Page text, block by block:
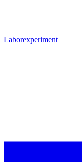
Laborexperiment